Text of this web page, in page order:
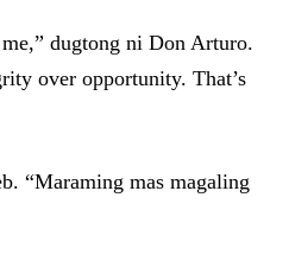
dugtong ni Don Arturo.
over opportunity. That’s
“Maraming mas magaling